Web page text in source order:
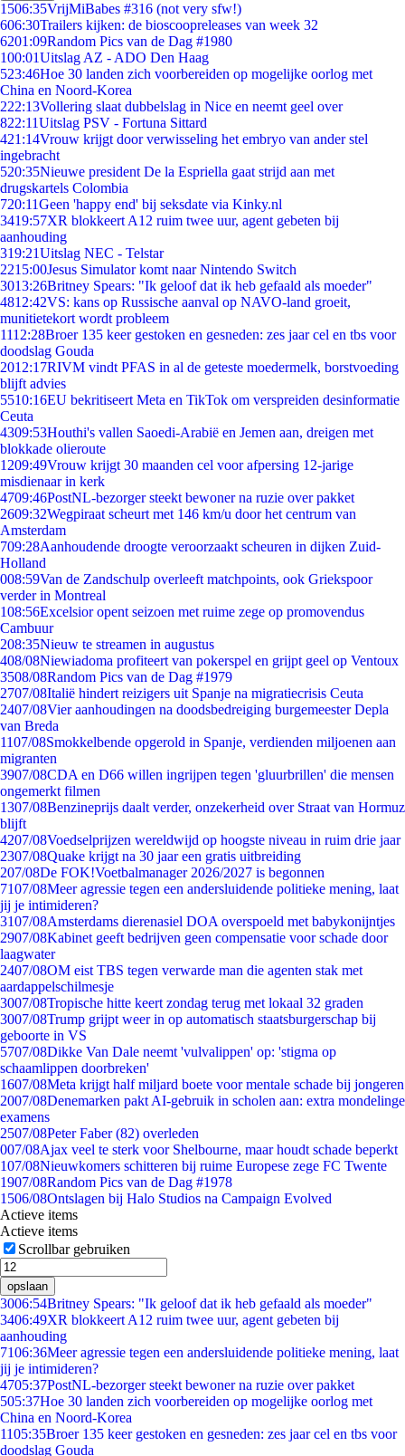
1506:35VrijMiBabes #316 (not very sfw!)
606:30Trailers kijken: de bioscoopreleases van week 32
6201:09Random Pics van de Dag #1980
100:01Uitslag AZ - ADO Den Haag
523:46Hoe 30 landen zich voorbereiden op mogelijke oorlog met
China en Noord-Korea
222:13Vollering slaat dubbelslag in Nice en neemt geel over
822:11Uitslag PSV - Fortuna Sittard
421:14Vrouw krijgt door verwisseling het embryo van ander stel
ingebracht
520:35Nieuwe president De la Espriella gaat strijd aan met
drugskartels Colombia
720:11Geen 'happy end' bij seksdate via Kinky.nl
3419:57XR blokkeert A12 ruim twee uur, agent gebeten bij
aanhouding
319:21Uitslag NEC - Telstar
2215:00Jesus Simulator komt naar Nintendo Switch
3013:26Britney Spears: "Ik geloof dat ik heb gefaald als moeder"
4812:42VS: kans op Russische aanval op NAVO-land groeit,
munitietekort wordt probleem
1112:28Broer 135 keer gestoken en gesneden: zes jaar cel en tbs voor
doodslag Gouda
2012:17RIVM vindt PFAS in al de geteste moedermelk, borstvoeding
blijft advies
5510:16EU bekritiseert Meta en TikTok om verspreiden desinformatie
Ceuta
4309:53Houthi's vallen Saoedi-Arabië en Jemen aan, dreigen met
blokkade olieroute
1209:49Vrouw krijgt 30 maanden cel voor afpersing 12-jarige
misdienaar in kerk
4709:46PostNL-bezorger steekt bewoner na ruzie over pakket
2609:32Wegpiraat scheurt met 146 km/u door het centrum van
Amsterdam
709:28Aanhoudende droogte veroorzaakt scheuren in dijken Zuid-
Holland
008:59Van de Zandschulp overleeft matchpoints, ook Griekspoor
verder in Montreal
108:56Excelsior opent seizoen met ruime zege op promovendus
Cambuur
208:35Nieuw te streamen in augustus
408/08Niewiadoma profiteert van pokerspel en grijpt geel op Ventoux
3508/08Random Pics van de Dag #1979
2707/08Italië hindert reizigers uit Spanje na migratiecrisis Ceuta
2407/08Vier aanhoudingen na doodsbedreiging burgemeester Depla
van Breda
1107/08Smokkelbende opgerold in Spanje, verdienden miljoenen aan
migranten
3907/08CDA en D66 willen ingrijpen tegen 'gluurbrillen' die mensen
ongemerkt filmen
1307/08Benzineprijs daalt verder, onzekerheid over Straat van Hormuz
blijft
4207/08Voedselprijzen wereldwijd op hoogste niveau in ruim drie jaar
2307/08Quake krijgt na 30 jaar een gratis uitbreiding
207/08De FOK!Voetbalmanager 2026/2027 is begonnen
7107/08Meer agressie tegen een andersluidende politieke mening, laat
jij je intimideren?
3107/08Amsterdams dierenasiel DOA overspoeld met babykonijntjes
2907/08Kabinet geeft bedrijven geen compensatie voor schade door
laagwater
2407/08OM eist TBS tegen verwarde man die agenten stak met
aardappelschilmesje
3007/08Tropische hitte keert zondag terug met lokaal 32 graden
3007/08Trump grijpt weer in op automatisch staatsburgerschap bij
geboorte in VS
5707/08Dikke Van Dale neemt 'vulvalippen' op: 'stigma op
schaamlippen doorbreken'
1607/08Meta krijgt half miljard boete voor mentale schade bij jongeren
2007/08Denemarken pakt AI-gebruik in scholen aan: extra mondelinge
examens
2507/08Peter Faber (82) overleden
007/08Ajax veel te sterk voor Shelbourne, maar houdt schade beperkt
107/08Nieuwkomers schitteren bij ruime Europese zege FC Twente
1907/08Random Pics van de Dag #1978
1506/08Ontslagen bij Halo Studios na Campaign Evolved
Actieve items
Actieve items
Scrollbar gebruiken
opslaan
3006:54Britney Spears: "Ik geloof dat ik heb gefaald als moeder"
3406:49XR blokkeert A12 ruim twee uur, agent gebeten bij
aanhouding
7106:36Meer agressie tegen een andersluidende politieke mening, laat
jij je intimideren?
4705:37PostNL-bezorger steekt bewoner na ruzie over pakket
505:37Hoe 30 landen zich voorbereiden op mogelijke oorlog met
China en Noord-Korea
1105:35Broer 135 keer gestoken en gesneden: zes jaar cel en tbs voor
doodslag Gouda